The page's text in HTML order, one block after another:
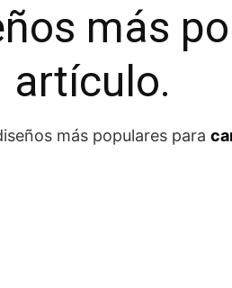
más
artículo.
más populares para